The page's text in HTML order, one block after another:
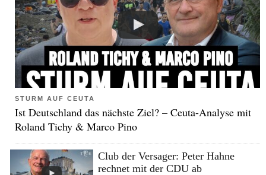
STURM AUF CEUTA
Ist Deutschland das nächste Ziel? – Ceuta-Analyse mit
Roland Tichy & Marco Pino
Club der Versager: Peter Hahne
rechnet mit der CDU ab